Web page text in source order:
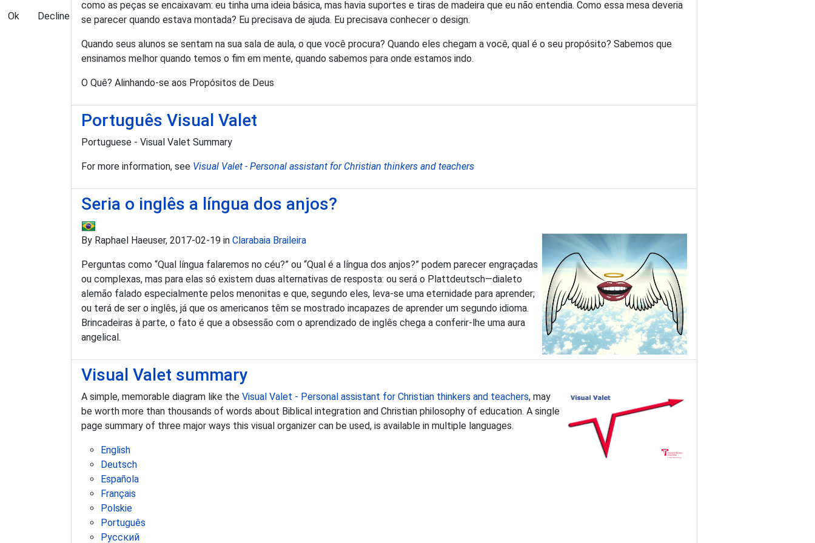
como as peças se encaixavam: eu tinha uma ideia básica, mas havia suportes e tiras de madeira que eu não entendia. Como essa mesa deveria
se parecer quando estava montada? Eu precisava de ajuda. Eu precisava conhecer o design.
Quando seus alunos se sentam na sua sala de aula, o que você procura? Quando eles chegam a você, qual é o seu propósito? Sabemos que
ensinamos melhor quando temos o fim em mente, quando sabemos para onde estamos indo.
O Quê? Alinhando-se aos Propósitos de Deus
Português Visual Valet
Portuguese - Visual Valet Summary
For more information, see Visual Valet - Personal assistant for Christian thinkers and teachers
Seria o inglês a língua dos anjos?
By Raphael Haeuser, 2017-02-19 in Clarabaia Braileira
Perguntas como “Qual língua falaremos no céu?” ou “Qual é a língua dos anjos?” podem parecer engraçadas
ou complexas, mas para elas só existem duas alternativas de resposta: ou será o Plattdeutsch—dialeto
alemão falado especialmente pelos menonitas e que, segundo eles, leva-se uma eternidade para aprender;
ou terá de ser o inglês, já que os americanos têm se mostrado incapazes de aprender um segundo idioma.
Brincadeiras à parte, o fato é que a obsessão com o aprendizado de inglês chega a conferir-lhe uma aura
angelical.
Visual Valet summary
A simple, memorable diagram like the Visual Valet - Personal assistant for Christian thinkers and teachers, may
be worth more than thousands of words about Biblical integration and Christian philosophy of education. A single
page summary of three major ways this visual organizer can be used, is available in multiple languages.
English
Deutsch
Española
Français
Polskie
Português
Pусский
Ok Decline